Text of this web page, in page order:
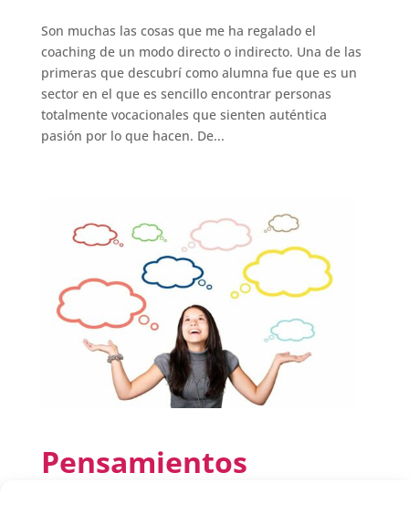
Son muchas las cosas que me ha regalado el
coaching de un modo directo o indirecto. Una de las
primeras que descubrí como alumna fue que es un
sector en el que es sencillo encontrar personas
totalmente vocacionales que sienten auténtica
pasión por lo que hacen. De...
Pensamientos